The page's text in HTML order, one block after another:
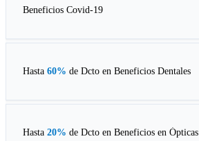
Beneficios Covid-19
Hasta 60% de Dcto en Beneficios Dentales
Hasta 20% de Dcto en Beneficios en Ópticas